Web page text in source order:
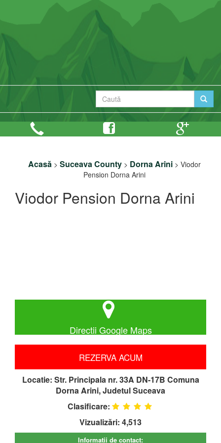
Acasă> Suceava County> Dorna Arini> Viodor
Pension Dorna Arini
Viodor Pension Dorna Arini
Directii Google Maps
REZERVA ACUM
Locatie: Str. Principala nr. 33A DN-17B Comuna
Dorna Arini, Judetul Suceava
Clasificare:
Vizualizări: 4,513
Informatii de contact: